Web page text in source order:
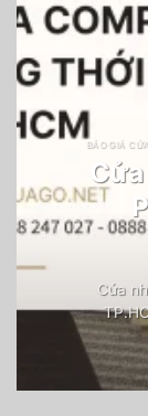
BÁO GIÁ
Cửa